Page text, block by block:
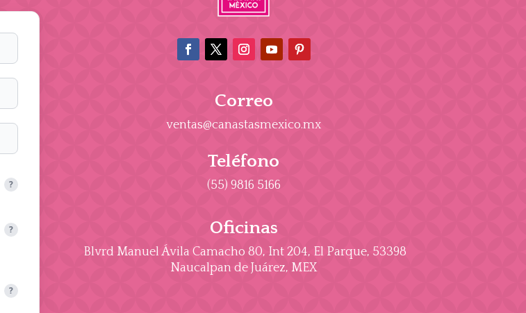
?
?
?
Correo
ventas@canastasmexico.mx
Teléfono
(55) 9816 5166
Oficinas
Blvrd Manuel Ávila Camacho 80, Int 204, El Parque, 53398
Naucalpan de Juárez, MEX